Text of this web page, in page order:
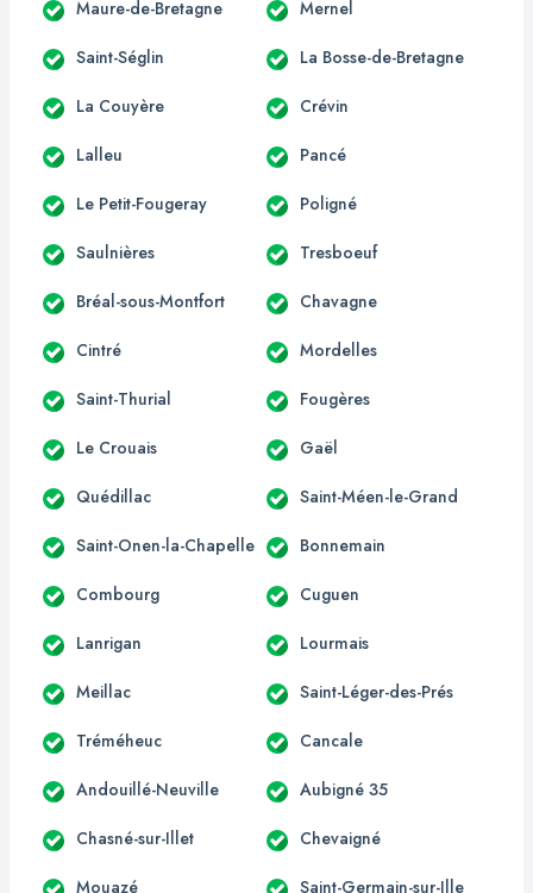
Maure-de-Bretagne Mernel
Saint-Séglin La Bosse-de-Bretagne
La Couyère Crévin
Lalleu Pancé
Le Petit-Fougeray Poligné
Saulnières Tresboeuf
Bréal-sous-Montfort Chavagne
Cintré Mordelles
Saint-Thurial Fougères
Le Crouais Gaël
Quédillac Saint-Méen-le-Grand
Saint-Onen-la-Chapelle Bonnemain
Combourg Cuguen
Lanrigan Lourmais
Meillac Saint-Léger-des-Prés
Tréméheuc Cancale
Andouillé-Neuville Aubigné 35
Chasné-sur-Illet Chevaigné
Mouazé Saint-Germain-sur-Ille